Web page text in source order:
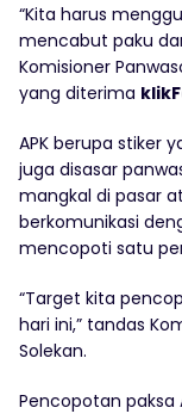
“Kita harus
mencabut paku
Komisioner
yang diterima
APK berupa stiker
juga disasar
mangkal di pasar
berkomunikasi
mencopoti satu
“Target kita
hari ini,” tandas
Solekan.
Pencopotan paksa